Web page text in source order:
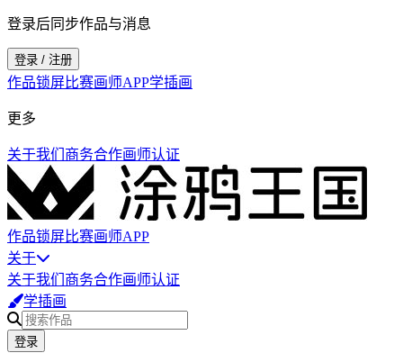
登录后同步作品与消息
登录 / 注册
作品锁屏比赛画师APP学插画
更多
关于我们 商务合作画师认证
作品锁屏比赛画师APP
关于
关于我们 商务合作画师认证
学插画
登录